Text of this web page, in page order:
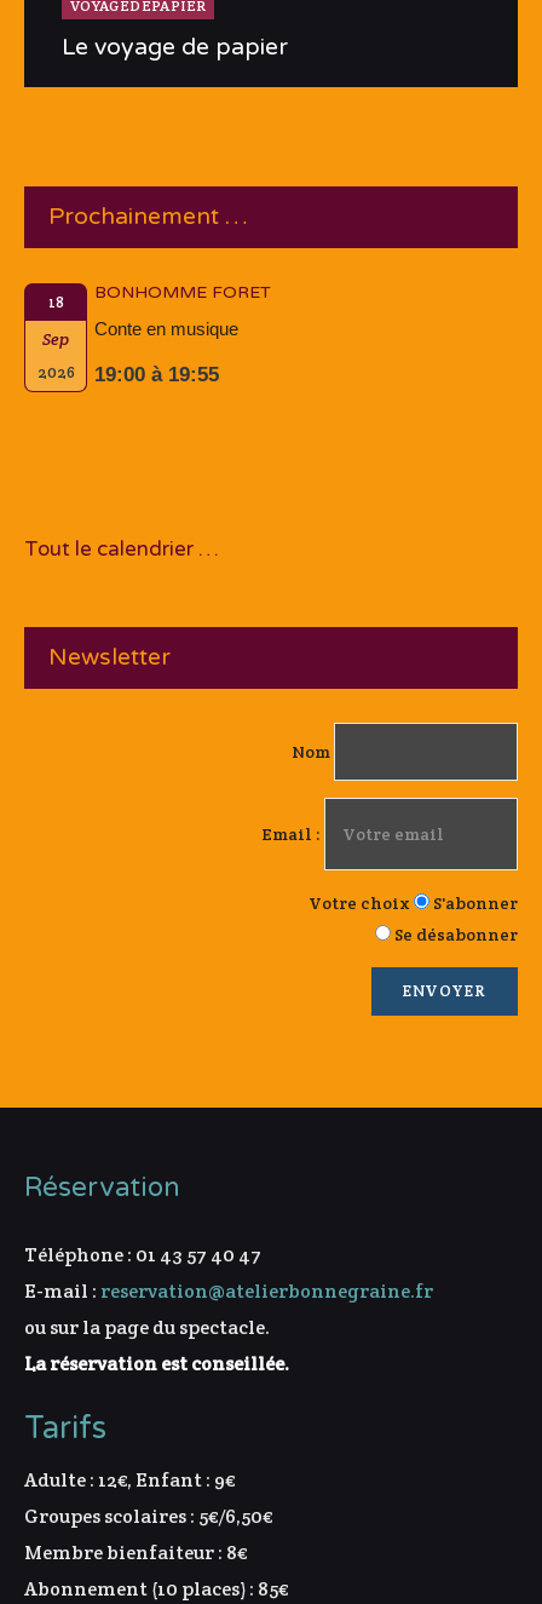
VOYAGEDEPAPIER
Le voyage de papier
Prochainement …
18
Sep
2026
BONHOMME FORET
Conte en musique
19:00 à 19:55
Tout le calendrier …
Newsletter
Nom
Email :
Votre choix
S'abonner
Se désabonner
Réservation
Téléphone : 01 43 57 40 47
E-mail : reservation@atelierbonnegraine.fr
ou sur la page du spectacle.
La réservation est conseillée.
Tarifs
Adulte : 12€, Enfant : 9€
Groupes scolaires : 5€/6,50€
Membre bienfaiteur : 8€
Abonnement (10 places) : 85€